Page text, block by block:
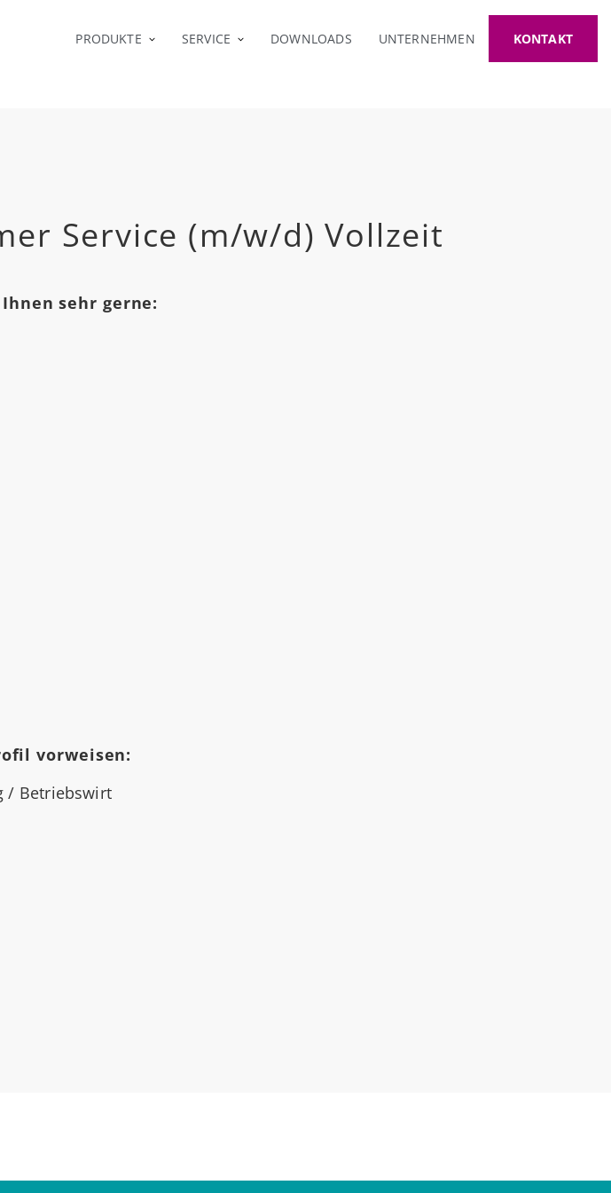
Sprachauswahl
PRODUKTE
SERVICE DOWNLOADS UNTERNEHMEN KONTAKT
Service (m/w/d) Vollzeit
sehr gerne:
vorweisen:
/ Betriebswirt